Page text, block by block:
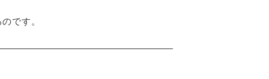
です。